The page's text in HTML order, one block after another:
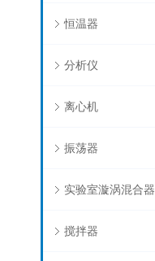
恒温器
分析仪
离心机
振荡器
实验室漩涡混合器
搅拌器